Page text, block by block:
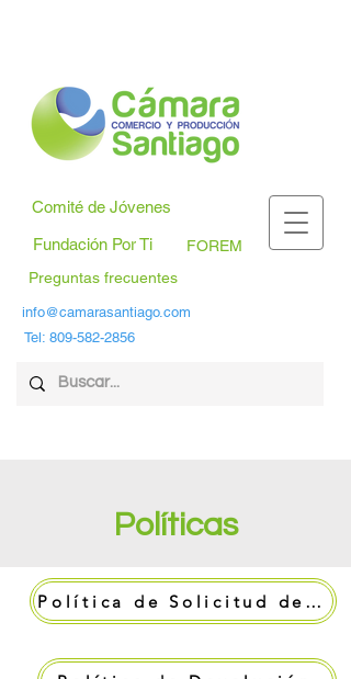
Tel: 809-582-2856
info@camarasantiago.com
FOREM
Comité de Jóvenes
Fundación Por Ti
Preguntas frecuentes
Políticas
Política de Solicitud de Consultas